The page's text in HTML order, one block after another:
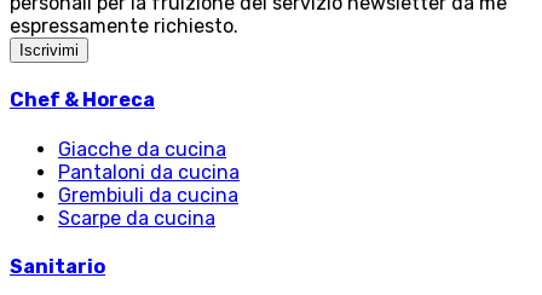
espressamente richiesto.
Iscrivimi
Chef & Horeca
Giacche da cucina
Pantaloni da cucina
Grembiuli da cucina
Scarpe da cucina
Sanitario